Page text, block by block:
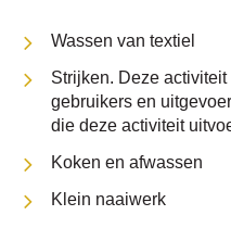
Wassen van textiel
Strijken. Deze
gebruikers en
die deze activiteit
Koken en afwassen
Klein naaiwerk